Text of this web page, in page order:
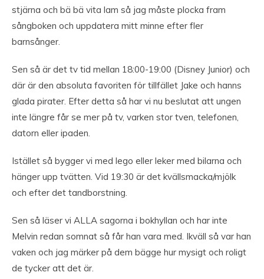
stjärna och bä bä vita lam så jag måste plocka fram
sångboken och uppdatera mitt minne efter fler
barnsånger.
Sen så är det tv tid mellan 18:00-19:00 (Disney Junior) och
där är den absoluta favoriten för tillfället Jake och hanns
glada pirater. Efter detta så har vi nu beslutat att ungen
inte längre får se mer på tv, varken stor tven, telefonen,
datorn eller ipaden.
Istället så bygger vi med lego eller leker med bilarna och
hänger upp tvätten. Vid 19:30 är det kvällsmacka/mjölk
och efter det tandborstning.
Sen så läser vi ALLA sagorna i bokhyllan och har inte
Melvin redan somnat så får han vara med. Ikväll så var han
vaken och jag märker på dem bägge hur mysigt och roligt
de tycker att det är.